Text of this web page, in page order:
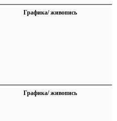
Графика/ живопись
Графика/ живопись